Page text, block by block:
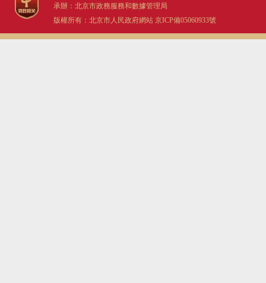
承辦：北京市政務服務和數據管理局
版權所有：北京市人民政府網站 京ICP備05060933號